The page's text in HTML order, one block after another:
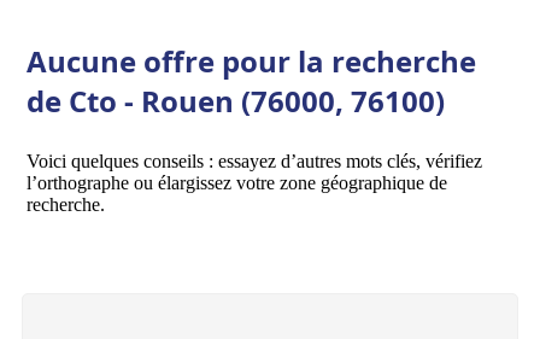
Aucune offre pour la recherche
de Cto - Rouen (76000, 76100)
Voici quelques conseils : essayez d’autres mots clés, vérifiez
l’orthographe ou élargissez votre zone géographique de
recherche.